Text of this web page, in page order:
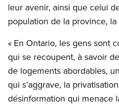
leur avenir, ainsi que celui
population de la province,
« En Ontario, les gens sont
qui se recoupent, à savoir
de logements abordables,
qui s’aggrave, la
désinformation qui menace